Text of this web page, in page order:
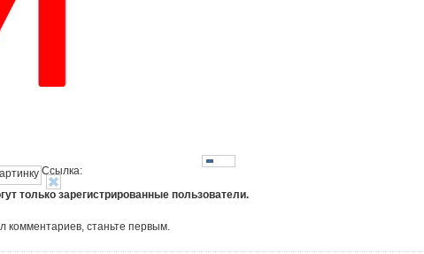
Ссылка:
только зарегистрированные пользователи.
комментариев, станьте первым.